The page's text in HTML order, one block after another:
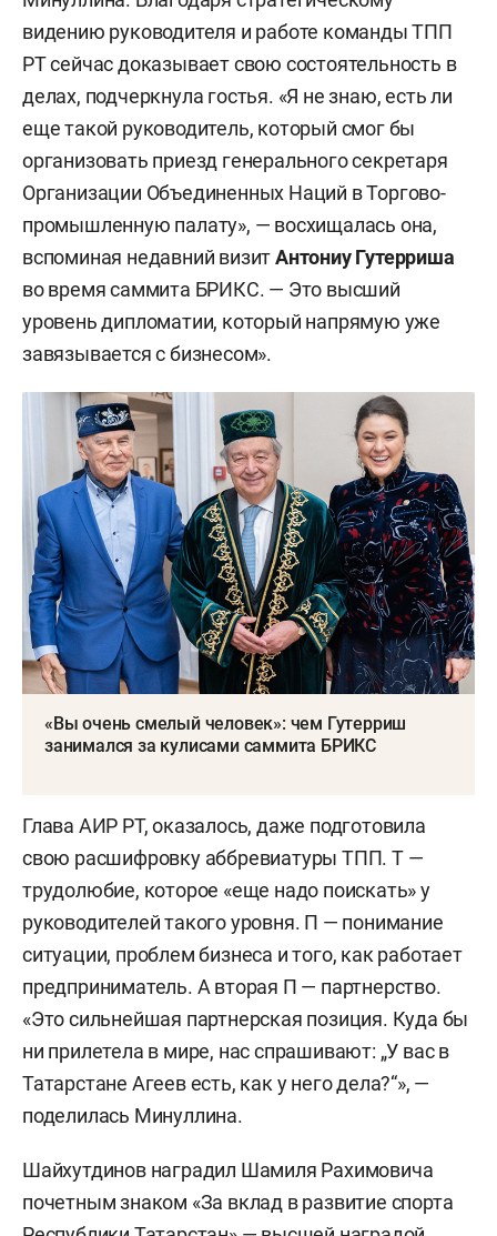
видению руководителя и работе команды ТПП
РТ сейчас доказывает свою состоятельность в
делах, подчеркнула гостья. «Я не знаю, есть ли
еще такой руководитель, который смог бы
организовать приезд генерального секретаря
Организации Объединенных Наций в Торгово-
промышленную палату», — восхищалась она,
вспоминая недавний визитАнтониу Гутерриша
во время саммита БРИКС. — Это высший
уровень дипломатии, который напрямую уже
завязывается с бизнесом».
«Вы очень смелый человек»: чем Гутерриш
занимался за кулисами саммита БРИКС
Глава АИР РТ, оказалось, даже подготовила
свою расшифровку аббревиатуры ТПП. Т —
трудолюбие, которое «еще надо поискать» у
руководителей такого уровня. П — понимание
ситуации, проблем бизнеса и того, как работает
предприниматель. А вторая П — партнерство.
«Это сильнейшая партнерская позиция. Куда бы
ни прилетела в мире, нас спрашивают: „У вас в
Татарстане Агеев есть, как у него дела?“», —
поделилась Минуллина.
Шайхутдинов наградил Шамиля Рахимовича
почетным знаком «За вклад в развитие спорта